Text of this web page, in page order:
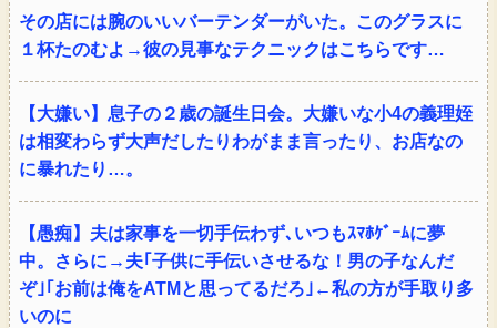
その店には腕のいいバーテンダーがいた。このグラスに
１杯たのむよ→彼の見事なテクニックはこちらです…
【大嫌い】息子の２歳の誕生日会。大嫌いな小4の義理姪
は相変わらず大声だしたりわがまま言ったり、お店なの
に暴れたり…。
【愚痴】夫は家事を一切手伝わず､いつもｽﾏﾎｹﾞｰﾑに夢
中。さらに→夫｢子供に手伝いさせるな！男の子なんだ
ぞ｣｢お前は俺をATMと思ってるだろ｣←私の方が手取り多
いのに